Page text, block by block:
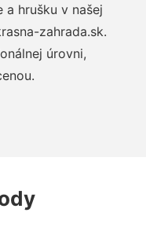
hrušku v našej
zahrada.sk.
úrovni,